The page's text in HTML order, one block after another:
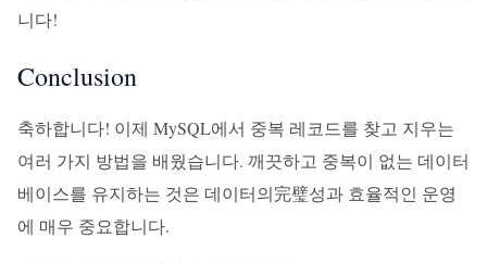
니다!
Conclusion
축하합니다! 이제 MySQL에서 중복 레코드를 찾고 지우는
여러 가지 방법을 배웠습니다. 깨끗하고 중복이 없는 데이터
베이스를 유지하는 것은 데이터의完璧성과 효율적인 운영
에 매우 중요합니다.